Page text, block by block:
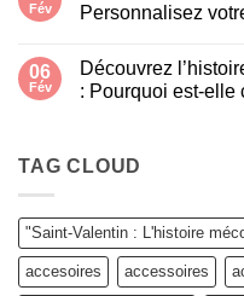
offre
quoi…
qui
gazouille
?
Fév
Personnalisez
sur
Des
idées
les
Mamies
votre
Box
sur
Allo
Maman
06
Fév
Découvrez
: Pourquoi est-elle
Découvrez
l’histoire
la
Saint-
Valentin
:
Pourquoi
TAG CLOUD
"Saint-Valentin : L'histoire
accesoires accessoires